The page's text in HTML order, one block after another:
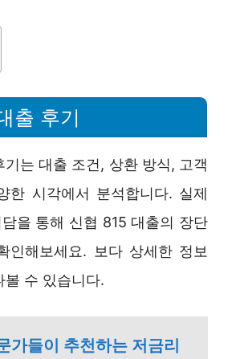
출 후기
기는 대출 조건, 상환 방식, 고객
한 시각에서 분석합니다. 실제
을 통해 신협 815 대출의 장단
인해보세요. 보다 상세한 정보
볼 수 있습니다.
가들이 추천하는 저금리